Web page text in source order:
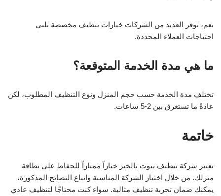
نعم، توفر العديد من الشركات خيارات تنظيف مخصصة تلبي
احتياجات العملاء المحددة.
ما هي مدة الخدمة المتوقعة؟
تختلف مدة الخدمة حسب حجم المنزل ونوع التنظيف المطلوب، لكن
عادةً ما تستغرق بين 2-5 ساعات.
خاتمة
تعتبر شركة تنظيف بيوت بالخبر خياراً ممتازاً للحفاظ على نظافة
منزلك. من خلال اختيار الشركة المناسبة واتباع النصائح المذكورة،
يمكنك ضمان تجربة تنظيف مثالية. سواء كنت محتاجًا لتنظيف عادي